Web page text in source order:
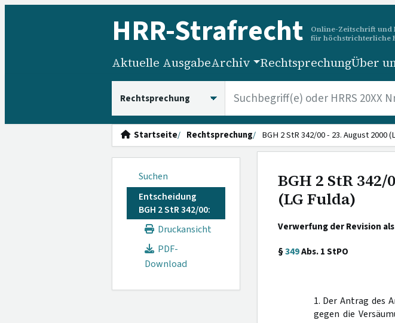
HRR-Strafrecht
Online-Zeitschrift und
für höchstrichterliche
Aktuelle AusgabeArchiv RechtsprechungÜber
Startseite Rechtsprechung BGH 2 StR 342/00 - 23. August 2000
Suchen
Entscheidung
BGH 2 StR 342/00:
Druckansicht
PDF-
Download
BGH 2 StR
(LG Fulda)
Verwerfung der Revision
§349Abs. 1 StPO
1. Der Antrag des
gegen die